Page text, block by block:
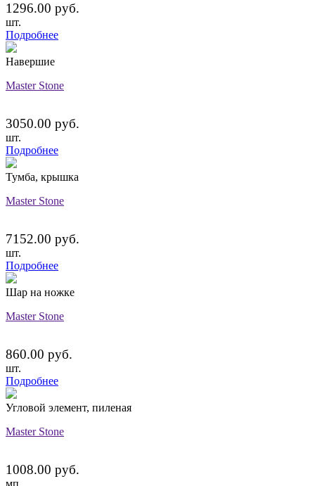
1296.00 руб.
шт.
Подробнее
Навершие
Master Stone
3050.00 руб.
шт.
Подробнее
Тумба, крышка
Master Stone
7152.00 руб.
шт.
Подробнее
Шар на ножке
Master Stone
860.00 руб.
шт.
Подробнее
Угловой элемент, пиленая
Master Stone
1008.00 руб.